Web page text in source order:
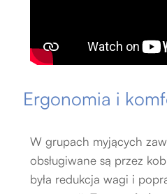
Ergonomia i
W grupach myjących
obsługiwane są przez
była redukcja wagi i